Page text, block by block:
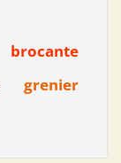
brocante
grenier